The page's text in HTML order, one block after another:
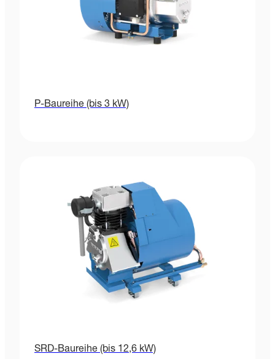
P-Baureihe (bis 3 kW)
SRD-Baureihe (bis 12,6 kW)